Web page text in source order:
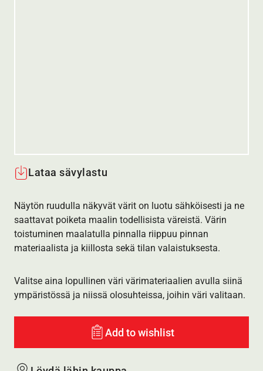
Lataa sävylastu
Näytön ruudulla näkyvät värit on luotu sähköisesti ja ne
saattavat poiketa maalin todellisista väreistä. Värin
toistuminen maalatulla pinnalla riippuu pinnan
materiaalista ja kiillosta sekä tilan valaistuksesta.
Valitse aina lopullinen väri värimateriaalien avulla siinä
ympäristössä ja niissä olosuhteissa, joihin väri valitaan.
Add to wishlist